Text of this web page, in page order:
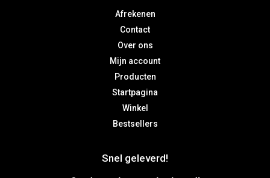
Afrekenen
Contact
Over ons
Mijn account
Producten
Startpagina
Winkel
Bestsellers
Snel geleverd!